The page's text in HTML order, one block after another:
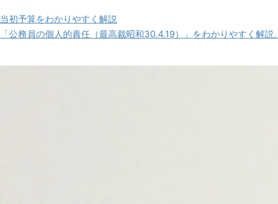
当初予算をわかりやすく解説
「公務員の個人的責任（最高裁昭和30.4.19）」をわかりやすく解説。